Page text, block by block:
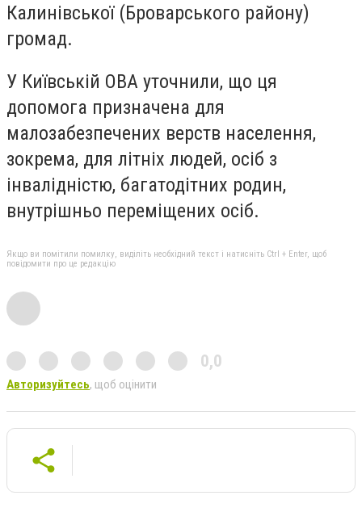
Калинівської (Броварського району)
громад.
У Київській ОВА уточнили, що ця
допомога призначена для
малозабезпечених верств населення,
зокрема, для літніх людей, осіб з
інвалідністю, багатодітних родин,
внутрішньо переміщених осіб.
Якщо ви помітили помилку, виділіть необхідний текст і натисніть Ctrl + Enter, щоб
повідомити про це редакцію
0,0
Авторизуйтесь, щоб оцінити